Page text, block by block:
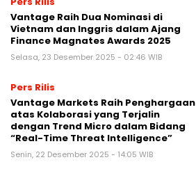
Vantage Raih Dua Nominasi di
Vietnam dan Inggris dalam Ajang
Finance Magnates Awards 2025
Selasa, 23 Desember 2025 - 02:46 WIB
Pers Rilis
Vantage Markets Raih Penghargaan
atas Kolaborasi yang Terjalin
dengan Trend Micro dalam Bidang
“Real-Time Threat Intelligence”
Senin, 22 Desember 2025 - 14:05 WIB